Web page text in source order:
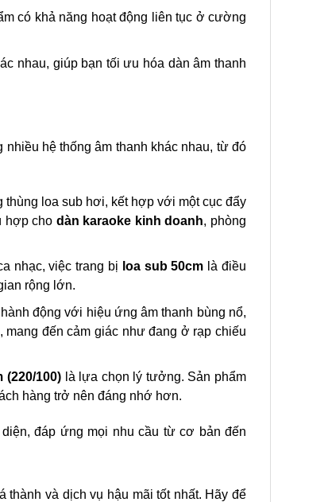
có khả năng hoạt động liên tục ở cường
nhau, giúp bạn tối ưu hóa dàn âm thanh
hệ thống âm thanh khác nhau, từ đó
thùng loa sub hơi, kết hợp với một cục đẩy
hợp cho dàn karaoke kinh doanh, phòng
nhạc, việc trang bị loa sub 50cm là điều
rộng lớn.
động với hiệu ứng âm thanh bùng nổ,
đến cảm giác như đang ở rạp chiếu
(220/100) là lựa chọn lý tưởng. Sản phẩm
hàng trở nên đáng nhớ hơn.
đáp ứng mọi nhu cầu từ cơ bản đến
thành và dịch vụ hậu mãi tốt nhất. Hãy để